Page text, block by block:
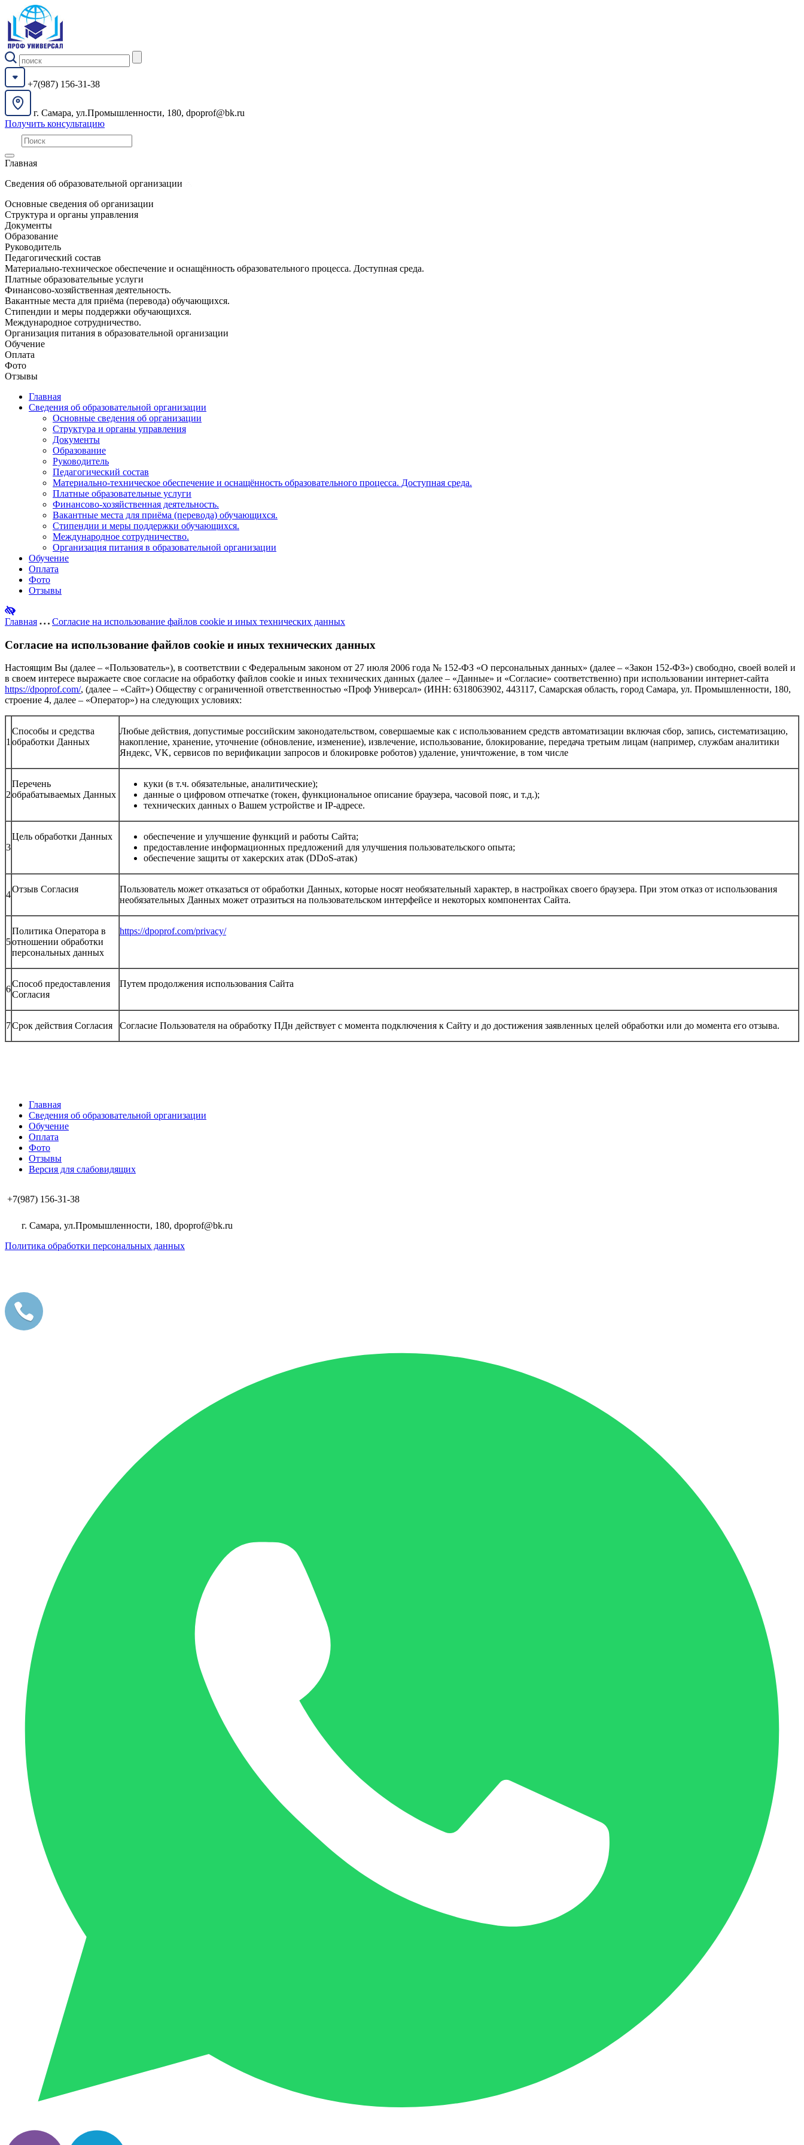
+7(987) 156-31-38
г. Самара, ул.Промышленности, 180, dpoprof@bk.ru
Получить консультацию
Главная
Сведения об образовательной организации
Основные сведения об организации
Структура и органы управления
Документы
Образование
Руководитель
Педагогический состав
Материально-техническое обеспечение и оснащённость образовательного процесса. Доступная среда.
Платные образовательные услуги
Финансово-хозяйственная деятельность.
Вакантные места для приёма (перевода) обучающихся.
Стипендии и меры поддержки обучающихся.
Международное сотрудничество.
Организация питания в образовательной организации
Обучение
Оплата
Фото
Отзывы
Главная
Сведения об образовательной организации
Основные сведения об организации
Структура и органы управления
Документы
Образование
Руководитель
Педагогический состав
Материально-техническое обеспечение и оснащённость образовательного процесса. Доступная среда.
Платные образовательные услуги
Финансово-хозяйственная деятельность.
Вакантные места для приёма (перевода) обучающихся.
Стипендии и меры поддержки обучающихся.
Международное сотрудничество.
Организация питания в образовательной организации
Обучение
Оплата
Фото
Отзывы
Главная Согласие на использование файлов cookie и иных технических данных
Согласие на использование файлов cookie и иных технических данных
Настоящим Вы (далее – «Пользователь»), в соответствии с Федеральным законом от 27 июля 2006 года № 152-ФЗ «О персональных данных» (далее – «Закон 152-ФЗ») свободно, своей волей и
в своем интересе выражаете свое согласие на обработку файлов сookie и иных технических данных (далее – «Данные» и «Согласие» соответственно) при использовании интернет-сайта
https://dpoprof.com/, (далее – «Сайт») Обществу с ограниченной ответственностью «Проф Универсал» (ИНН: 6318063902, 443117, Самарская область, город Самара, ул. Промышленности, 180,
строение 4, далее – «Оператор») на следующих условиях:
1
Способы и средства
обработки Данных
Любые действия, допустимые российским законодательством, совершаемые как с использованием средств автоматизации включая сбор, запись, систематизацию,
накопление, хранение, уточнение (обновление, изменение), извлечение, использование, блокирование, передача третьим лицам (например, службам аналитики
Яндекс, VK, сервисов по верификации запросов и блокировке роботов) удаление, уничтожение, в том числе
2
Перечень
обрабатываемых Данных
куки (в т.ч. обязательные, аналитические);
данные о цифровом отпечатке (токен, функциональное описание браузера, часовой пояс, и т.д.);
технических данных о Вашем устройстве и IP-адресе.
3
Цель обработки Данных
обеспечение и улучшение функций и работы Сайта;
предоставление информационных предложений для улучшения пользовательского опыта;
обеспечение защиты от хакерских атак (DDoS-атак)
4
Отзыв Согласия
Пользователь может отказаться от обработки Данных, которые носят необязательный характер, в настройках своего браузера. При этом отказ от использования
необязательных Данных может отразиться на пользовательском интерфейсе и некоторых компонентах Сайта.
5
Политика Оператора в
отношении обработки
персональных данных
https://dpoprof.com/privacy/
6
Способ предоставления
Согласия
Путем продолжения использования Сайта
7Срок действия Согласия Согласие Пользователя на обработку ПДн действует с момента подключения к Сайту и до достижения заявленных целей обработки или до момента его отзыва.
Главная
Сведения об образовательной организации
Обучение
Оплата
Фото
Отзывы
Версия для слабовидящих
+7(987) 156-31-38
г. Самара, ул.Промышленности, 180, dpoprof@bk.ru
Политика обработки персональных данных